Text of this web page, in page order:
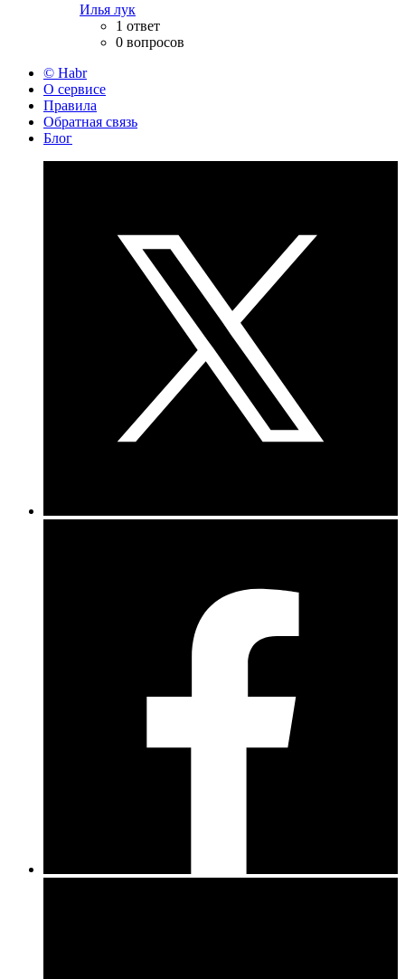
Илья лук
1 ответ
0 вопросов
© Habr
О сервисе
Правила
Обратная связь
Блог